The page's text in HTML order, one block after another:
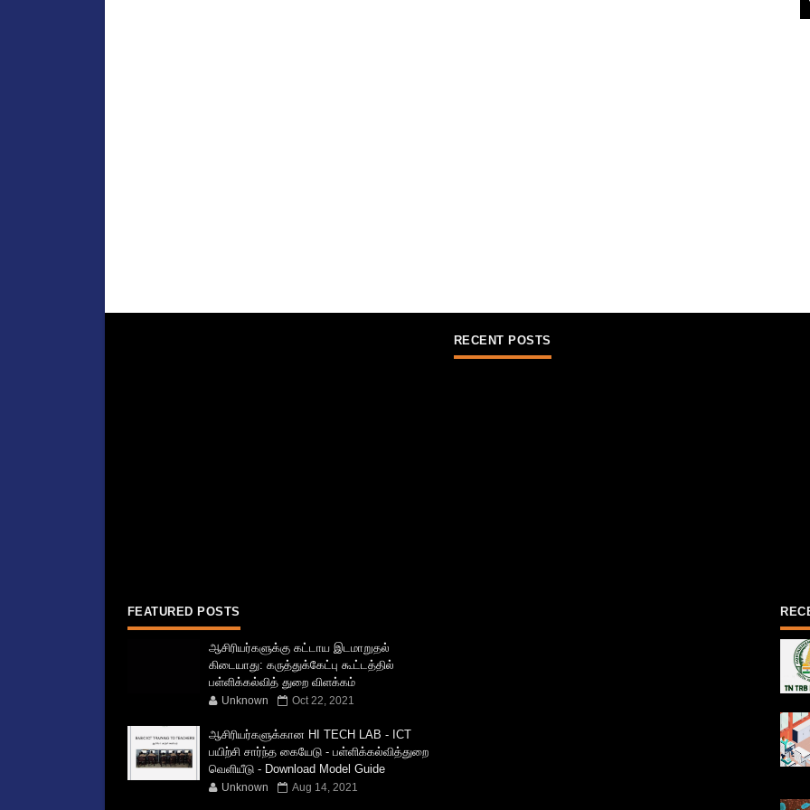
FEATURED POSTS
ஆசிரியர்களுக்கு கட்டாய இடமாறுதல்
கிடையாது: கருத்துக்கேட்பு கூட்டத்தில்
பள்ளிக்கல்வித் துறை விளக்கம்
Unknown Oct 22, 2021
ஆசிரியர்களுக்கான HI TECH LAB - ICT
பயிற்சி சார்ந்த கையேடு - பள்ளிக்கல்வித்துறை
வெளியீடு - Download Model Guide
Unknown Aug 14, 2021
RECENT POSTS